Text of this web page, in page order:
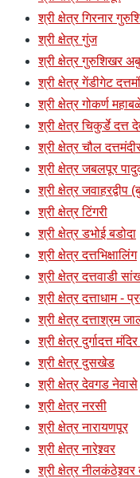
श्री क्षेत्र गिरनार
श्री क्षेत्र गुंज
श्री क्षेत्र गुरुशिखर अबु
श्री क्षेत्र गेंडीगेट
श्री क्षेत्र गोकर्ण
श्री क्षेत्र चिकुर्डे दत्त
श्री क्षेत्र चौल
श्री क्षेत्र जबलपूर
श्री क्षेत्र
श्री क्षेत्र टिंगरी
श्री क्षेत्र डभोई बडोदा
श्री क्षेत्र दत्तभिक्षालिंग
श्री क्षेत्र दत्तवाडी
श्री क्षेत्र दत्ताधाम -
श्री क्षेत्र दत्ताश्रम
श्री क्षेत्र दुर्गादत्त
श्री क्षेत्र दुसखेड
श्री क्षेत्र देवगड नेवासे
श्री क्षेत्र नरसी
श्री क्षेत्र नारायणपूर
श्री क्षेत्र नारेश्र्वर
श्री क्षेत्र नीलकंठेश्र्वर